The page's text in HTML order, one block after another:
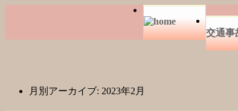
交通事
月別アーカイブ: 2023年2月